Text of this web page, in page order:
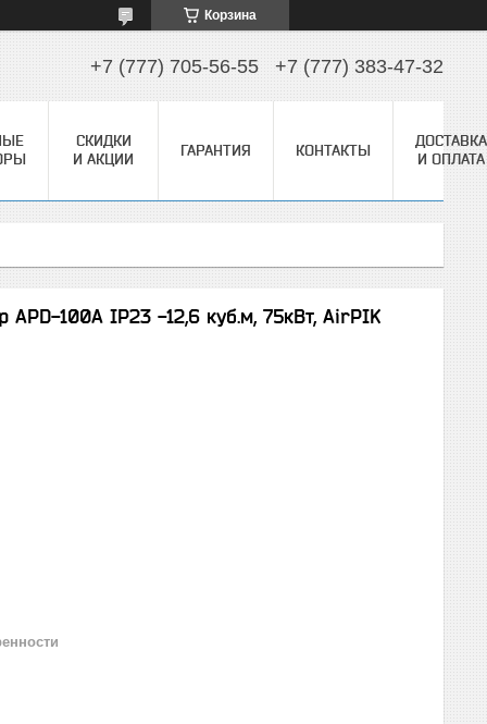
Корзина
+7 (777) 705-56-55 +7 (777) 383-47-32
СКИДКИ
И АКЦИИ
ГАРАНТИЯ КОНТАКТЫ
ДОСТАВКА
И ОПЛАТА
100A IP23 -12,6 куб.м, 75кВт, AirPIK